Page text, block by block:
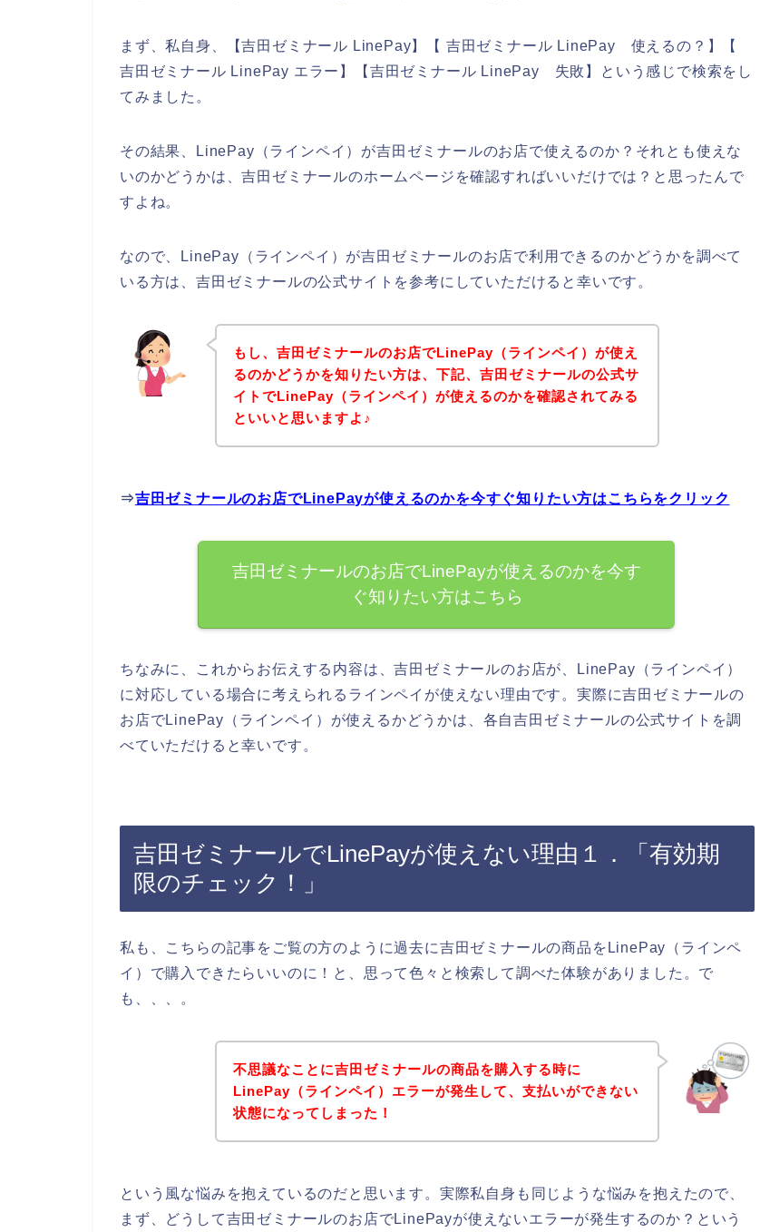
まず、私自身、【吉田ゼミナール LinePay】【 吉田ゼミナール LinePay 使えるの？】【
吉田ゼミナール LinePay エラー】【吉田ゼミナール LinePay 失敗】という感じで検索をし
てみました。
その結果、LinePay（ラインペイ）が吉田ゼミナールのお店で使えるのか？それとも使えな
いのかどうかは、吉田ゼミナールのホームページを確認すればいいだけでは？と思ったんで
すよね。
なので、LinePay（ラインペイ）が吉田ゼミナールのお店で利用できるのかどうかを調べて
いる方は、吉田ゼミナールの公式サイトを参考にしていただけると幸いです。
もし、吉田ゼミナールのお店でLinePay（ラインペイ）が使え
るのかどうかを知りたい方は、下記、吉田ゼミナールの公式サ
イトでLinePay（ラインペイ）が使えるのかを確認されてみる
といいと思いますよ♪
⇒吉田ゼミナールのお店でLinePayが使えるのかを今すぐ知りたい方はこちらをクリック
吉田ゼミナールのお店でLinePayが使えるのかを今す
ぐ知りたい方はこちら
ちなみに、これからお伝えする内容は、吉田ゼミナールのお店が、LinePay（ラインペイ）
に対応している場合に考えられるラインペイが使えない理由です。実際に吉田ゼミナールの
お店でLinePay（ラインペイ）が使えるかどうかは、各自吉田ゼミナールの公式サイトを調
べていただけると幸いです。
吉田ゼミナールでLinePayが使えない理由１．「有効期
限のチェック！」
私も、こちらの記事をご覧の方のように過去に吉田ゼミナールの商品をLinePay（ラインペ
イ）で購入できたらいいのに！と、思って色々と検索して調べた体験がありました。で
も、、、。
不思議なことに吉田ゼミナールの商品を購入する時に
LinePay（ラインペイ）エラーが発生して、支払いができない
状態になってしまった！
という風な悩みを抱えているのだと思います。実際私自身も同じような悩みを抱えたので、
まず、どうして吉田ゼミナールのお店でLinePayが使えないエラーが発生するのか？という